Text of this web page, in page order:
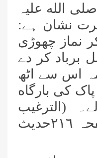
الله علیہ
نشان ہے:
نماز چھوڑی
برباد کر دے
اس سے اٹھ
کی بارگاه
(الترغیب
والترغیب جلد ١ صفحہ ٢١٦حدیث